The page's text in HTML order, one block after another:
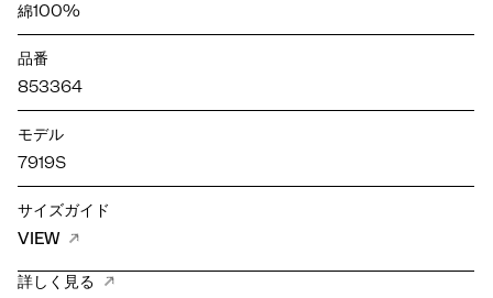
綿100%
品番
853364
モデル
7919S
サイズガイド
VIEW
詳しく見る